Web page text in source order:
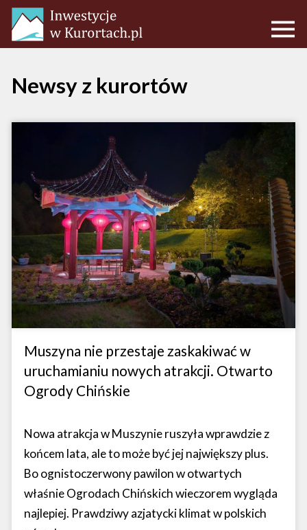
Newsy z kurortów
Muszyna nie przestaje zaskakiwać w
uruchamianiu nowych atrakcji. Otwarto
Ogrody Chińskie
Nowa atrakcja w Muszynie ruszyła wprawdzie z
końcem lata, ale to może być jej największy plus.
Bo ognistoczerwony pawilon w otwartych
właśnie Ogrodach Chińskich wieczorem wygląda
najlepiej. Prawdziwy azjatycki klimat w polskich